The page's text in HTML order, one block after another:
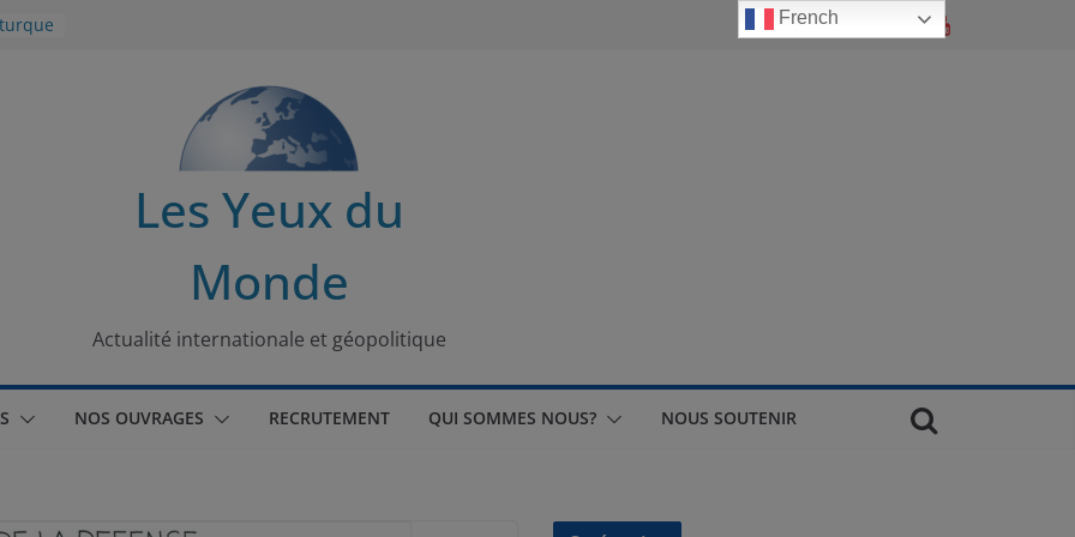
Les Yeux du
Monde
Actualité internationale et géopolitique
NOS OUVRAGES RECRUTEMENT QUI SOMMES NOUS? NOUS SOUTENIR
French